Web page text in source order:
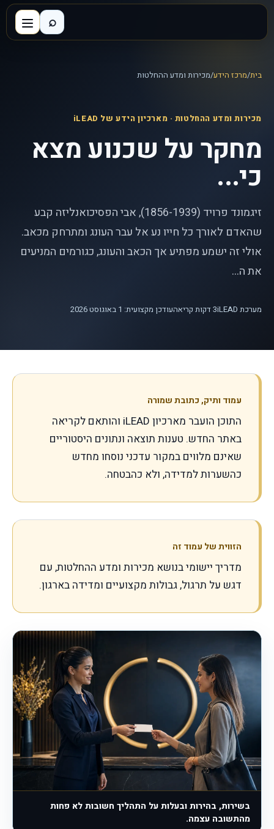
⌕
בית/מרכז הידע/מכירות ומדע ההחלטות
מכירות ומדע ההחלטות · מארכיון הידע של iLEAD
מחקר על שכנוע מצא
כי...
זיגמונד פרויד (1856-1939), אבי הפסיכואנליזה קבע
שהאדם לאורך כל חייו נע אל עבר העונג ומתרחק מכאב.
אולי זה ישמע מפתיע אך הכאב והעונג, כגורמים המניעים
את ה...
מערכת iLEAD 3דקות קריאהעודכן מקצועית: 1 באוגוסט 2026
עמוד ותיק, כתובת שמורה
התוכן הועבר מארכיון iLEAD והותאם לקריאה
באתר החדש. טענות תוצאה ונתונים היסטוריים
שאינם מלווים במקור עדכני נוסחו מחדש
כהשערות למדידה, ולא כהבטחה.
הזווית של עמוד זה
מדריך יישומי בנושא מכירות ומדע ההחלטות, עם
דגש על תרגול, גבולות מקצועיים ומדידה בארגון.
בשירות, בהירות ובעלות על התהליך חשובות לא פחות
מהתשובה עצמה.